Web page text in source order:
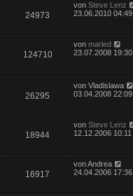
24973
vonSteve Lenz
23.06.2010 04:49
124710
vonmarled
23.07.2008 19:30
26295
vonVladislawa
03.04.2008 22:09
18944
vonSteve Lenz
12.12.2006 10:11
16917
vonAndrea
24.04.2006 17:36